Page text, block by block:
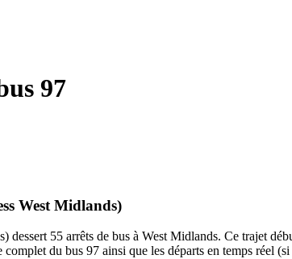
97
West Midlands)
55 arrêts de bus à West Midlands. Ce trajet
du bus 97 ainsi que les départs en temps réel